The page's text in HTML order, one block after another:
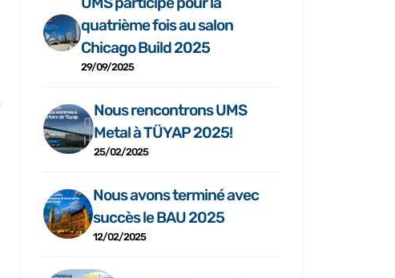
quatrième fois au salon
Chicago Build 2025
29/09/2025
Nous rencontrons UMS
Metal à TÜYAP 2025!
25/02/2025
Nous avons terminé avec
succès le BAU 2025
12/02/2025